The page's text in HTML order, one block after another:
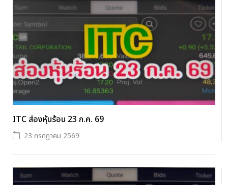
ITC ส่องหุ้นร้อน 23 ก.ค. 69
23 กรกฎาคม 2569